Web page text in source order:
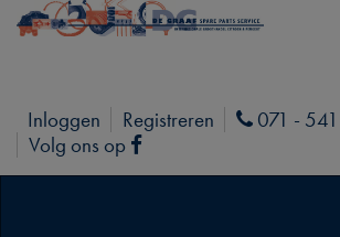
Inloggen Registreren Phone
071 -
Volg ons op
Facebook